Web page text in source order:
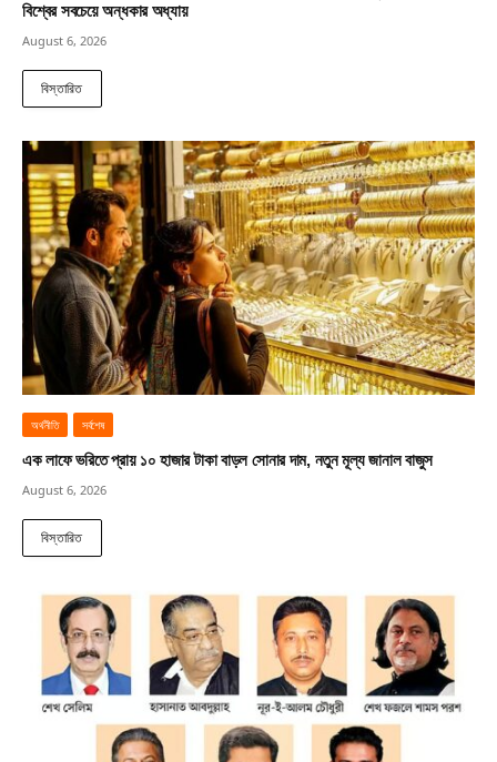
বিশ্বের সবচেয়ে অন্ধকার অধ্যায়
August 6, 2026
বিস্তারিত
অর্থনীতি সর্বশেষ
এক লাফে ভরিতে প্রায় ১০ হাজার টাকা বাড়ল সোনার দাম, নতুন মূল্য জানাল বাজুস
August 6, 2026
বিস্তারিত